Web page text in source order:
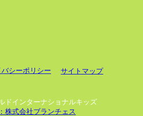
バシーポリシー サイトマップ
ドインターナショナルキッズ
株式会社ブランチェス